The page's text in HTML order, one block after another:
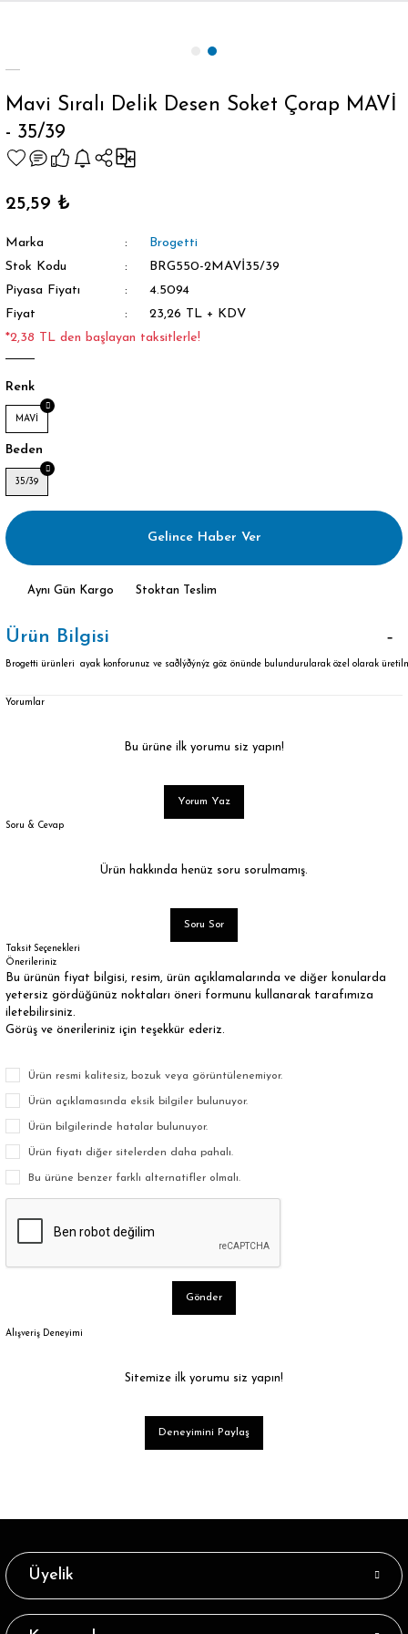
Mavi Sıralı Delik Desen Soket Çorap MAVİ
- 35/39
25,59 ₺
Marka
Brogetti
Stok Kodu
BRG550-2MAVİ35/39
Piyasa Fiyatı
4.5094
Fiyat
23,26 TL + KDV
*2,38 TL den başlayan taksitlerle!
Renk
MAVİ
Beden
35/39
Gelince Haber Ver
Aynı Gün Kargo Stoktan Teslim
Ürün Bilgisi
Brogetti ürünleri ayak konforunuz ve saðlýðýnýz göz önünde bulundurularak özel olarak
Yorumlar
Bu ürüne ilk yorumu siz yapın!
Yorum Yaz
Soru & Cevap
Ürün hakkında henüz soru sorulmamış.
Soru Sor
Taksit Seçenekleri
Önerileriniz
Bu ürünün fiyat bilgisi, resim, ürün açıklamalarında ve diğer konularda
yetersiz gördüğünüz noktaları öneri formunu kullanarak tarafımıza
iletebilirsiniz.
Görüş ve önerileriniz için teşekkür ederiz.
Ürün resmi kalitesiz, bozuk veya görüntülenemiyor.
Ürün açıklamasında eksik bilgiler bulunuyor.
Ürün bilgilerinde hatalar bulunuyor.
Ürün fiyatı diğer sitelerden daha pahalı.
Bu ürüne benzer farklı alternatifler olmalı.
Gönder
Alışveriş Deneyimi
Sitemize ilk yorumu siz yapın!
Deneyimini Paylaş
Üyelik